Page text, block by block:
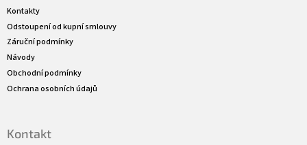
Kontakty
Odstoupení od kupní smlouvy
Záruční podmínky
Návody
Obchodní podmínky
Ochrana osobních údajů
Kontakt